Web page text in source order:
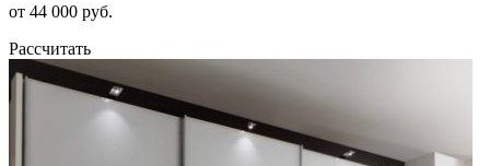
от 44 000 руб.
Рассчитать